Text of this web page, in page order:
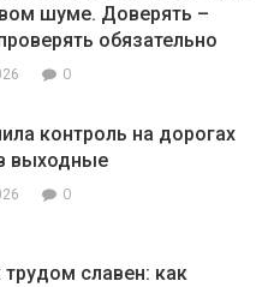
шуме. Доверять –
обязательно
0
контроль на дорогах
выходные
0
трудом славен: как